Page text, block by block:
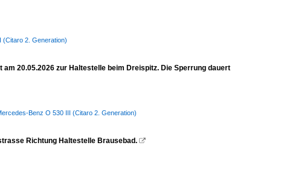
2. Generation)
20.05.2026 zur Haltestelle beim Dreispitz. Die Sperrung dauert
Benz O 530 III (Citaro 2. Generation)
Richtung Haltestelle Brausebad. 